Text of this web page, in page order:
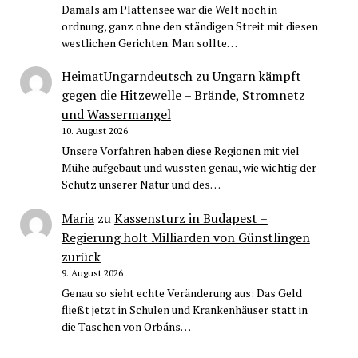
Damals am Plattensee war die Welt noch in
ordnung, ganz ohne den ständigen Streit mit diesen
westlichen Gerichten. Man sollte…
HeimatUngarndeutschzuUngarn kämpft
gegen die Hitzewelle – Brände, Stromnetz
und Wassermangel
10. August 2026
Unsere Vorfahren haben diese Regionen mit viel
Mühe aufgebaut und wussten genau, wie wichtig der
Schutz unserer Natur und des…
MariazuKassensturz in Budapest –
Regierung holt Milliarden von Günstlingen
zurück
9. August 2026
Genau so sieht echte Veränderung aus: Das Geld
fließt jetzt in Schulen und Krankenhäuser statt in
die Taschen von Orbáns…